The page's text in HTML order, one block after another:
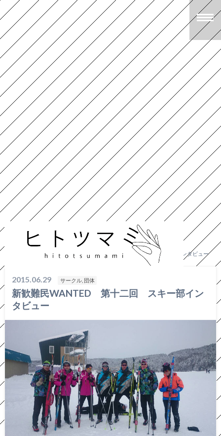
サークル, 団体 新歓難民WANTED 第十二回 スキー部インタビュー
2015.06.29 サークル, 団体
新歓難民WANTED 第十二回 スキー部イン
タビュー